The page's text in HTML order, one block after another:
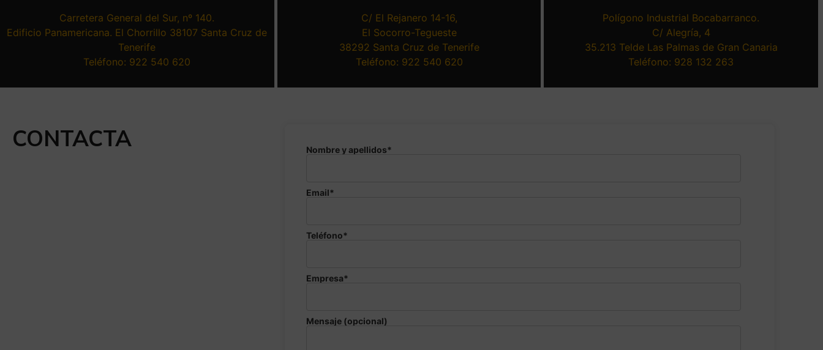
Carretera General del Sur, nº 140.
Edificio Panamericana. El Chorrillo 38107 Santa Cruz de
Tenerife
Teléfono: 922 540 620
C/ El Rejanero 14-16,
El Socorro-Tegueste
38292 Santa Cruz de Tenerife
Teléfono: 922 540 620
Polígono Industrial Bocabarranco.
C/ Alegría, 4
35.213 Telde Las Palmas de Gran Canaria
Teléfono: 928 132 263
CONTACTA Nombre y apellidos*
Email*
Teléfono*
Empresa*
Mensaje (opcional)